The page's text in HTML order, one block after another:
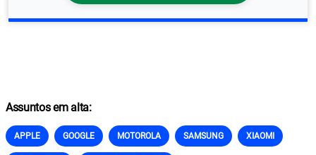
Assuntos em alta:
APPLE GOOGLE MOTOROLA SAMSUNG XIAOMI